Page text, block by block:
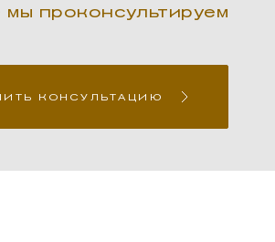
проконсультируем
КОНСУЛЬТАЦИЮ